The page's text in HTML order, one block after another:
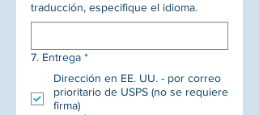
traducción, especifique el idioma.
7. Entrega *
Dirección en EE. UU. - por correo
prioritario de USPS (no se requiere
firma)